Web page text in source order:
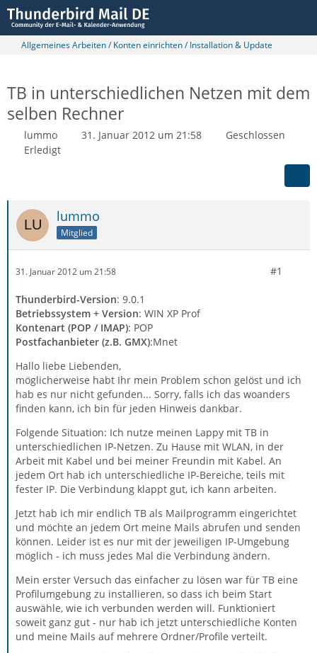
Allgemeines Arbeiten / Konten einrichten / Installation & Update
TB in unterschiedlichen Netzen mit dem
selben Rechner
lummo 31. Januar 2012 um 21:58
Geschlossen
Erledigt
lummo
Mitglied
31. Januar 2012 um 21:58 #1
Thunderbird-Version: 9.0.1
Betriebssystem + Version: WIN XP Prof
Kontenart (POP / IMAP): POP
Postfachanbieter (z.B. GMX):Mnet
Hallo liebe Liebenden,
möglicherweise habt Ihr mein Problem schon gelöst und ich
hab es nur nicht gefunden... Sorry, falls ich das woanders
finden kann, ich bin für jeden Hinweis dankbar.
Folgende Situation: Ich nutze meinen Lappy mit TB in
unterschiedlichen IP-Netzen. Zu Hause mit WLAN, in der
Arbeit mit Kabel und bei meiner Freundin mit Kabel. An
jedem Ort hab ich unterschiedliche IP-Bereiche, teils mit
fester IP. Die Verbindung klappt gut, ich kann arbeiten.
Jetzt hab ich mir endlich TB als Mailprogramm eingerichtet
und möchte an jedem Ort meine Mails abrufen und senden
können. Leider ist es nur mit der jeweiligen IP-Umgebung
möglich - ich muss jedes Mal die Verbindung ändern.
Mein erster Versuch das einfacher zu lösen war für TB eine
Profilumgebung zu installieren, so dass ich beim Start
auswähle, wie ich verbunden werden will. Funktioniert
soweit ganz gut - nur hab ich jetzt unterschiedliche Konten
und meine Mails auf mehrere Ordner/Profile verteilt.